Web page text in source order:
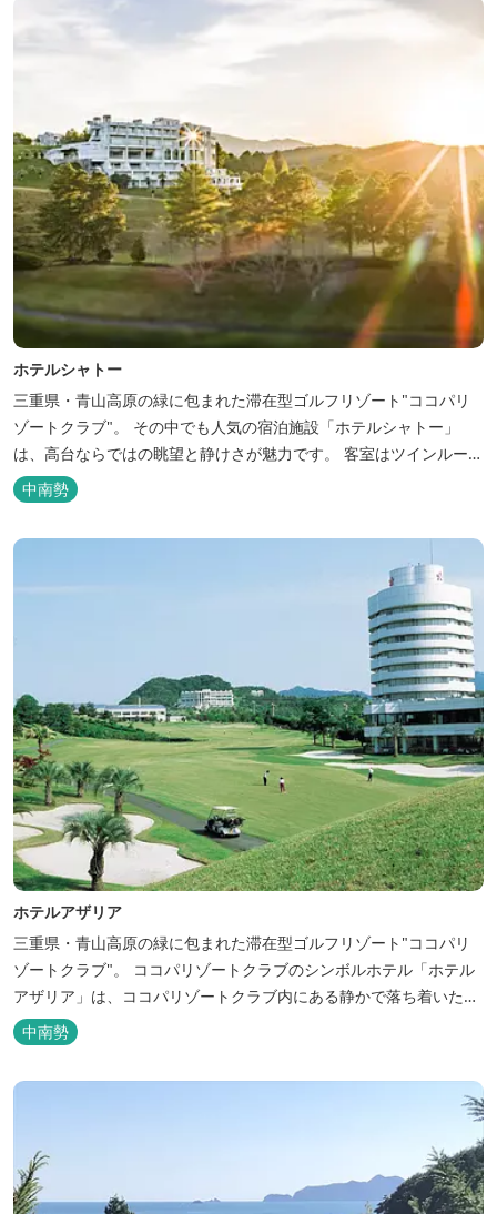
ホテルシャトー
三重県・青山高原の緑に包まれた滞在型ゴルフリゾート"ココパリ
ゾートクラブ"。 その中でも人気の宿泊施設「ホテルシャトー」
は、高台ならではの眺望と静けさが魅力です。 客室はツインルーム
から4〜6名で泊まれる和洋室まで幅広く、旅のスタイルに合わせて
選べます。 天然温泉の大浴場・露天風呂、ロウリュ式サウナで体を
整えた後は、和食や焼肉など、気分で選べる夕食をゆったりと。 翌
中南勢
ホテルアザリア
三重県・青山高原の緑に包まれた滞在型ゴルフリゾート"ココパリ
ゾートクラブ"。 ココパリゾートクラブのシンボルホテル「ホテル
アザリア」は、ココパリゾートクラブ内にある静かで落ち着いた雰
囲気の宿泊施設です。 円筒形の特徴ある建物には、ツインや和洋室
など多彩な客室を備え、窓からはリゾートの美しい景色が広がりま
す。 天然温泉の大浴場やサウナも完備しており、 ゴルフの後はも
中南勢